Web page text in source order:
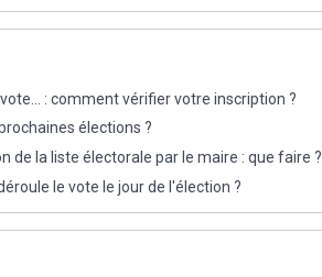
: comment vérifier votre inscription ?
élections ?
de la liste électorale par le maire : que faire ?
le vote le jour de l'élection ?